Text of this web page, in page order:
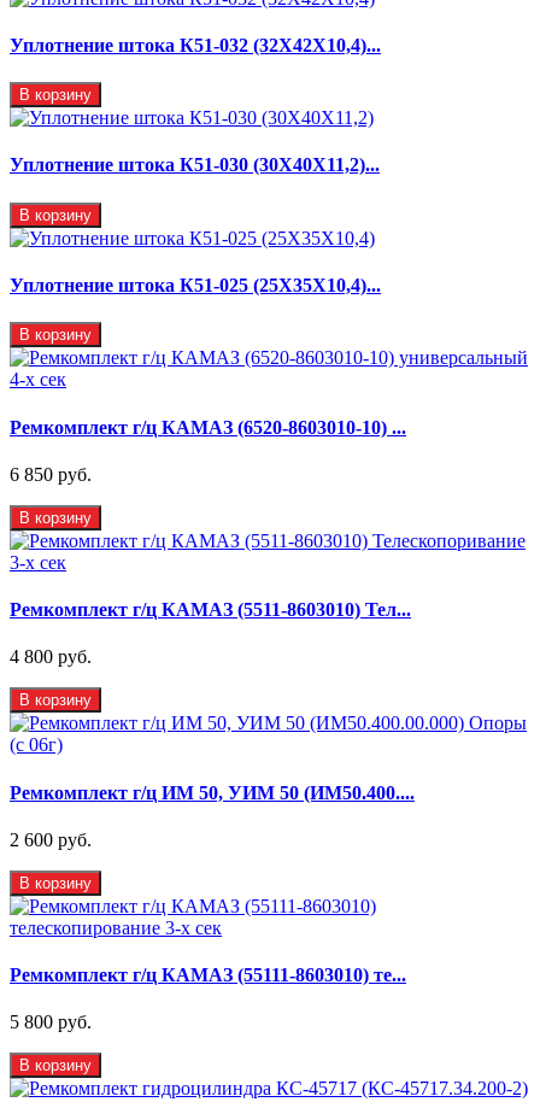
Уплотнение штока К51-032 (32Х42Х10,4)...
В корзину
Уплотнение штока К51-030 (30Х40Х11,2)...
В корзину
Уплотнение штока К51-025 (25Х35Х10,4)...
В корзину
Ремкомплект г/ц КАМАЗ (6520-8603010-10) ...
6 850 руб.
В корзину
Ремкомплект г/ц КАМАЗ (5511-8603010) Тел...
4 800 руб.
В корзину
Ремкомплект г/ц ИМ 50, УИМ 50 (ИМ50.400....
2 600 руб.
В корзину
Ремкомплект г/ц КАМАЗ (55111-8603010) те...
5 800 руб.
В корзину